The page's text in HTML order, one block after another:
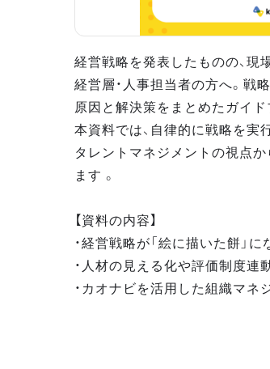
経営戦略を発表したものの、
経営層・人事担当者の方へ。戦
原因と解決策をまとめたガイド
本資料では、自律的に戦略を実
タレントマネジメントの視点
ます 。
【資料の内容】
・経営戦略が「絵に描いた餅」
・人材の見える化や評価制度連
・カオナビを活用した組織マネ